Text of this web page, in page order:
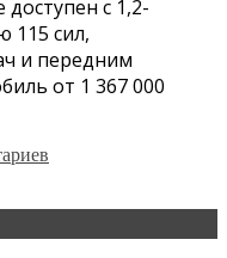
с 1,2-
сил,
и передним
от 1 367 000